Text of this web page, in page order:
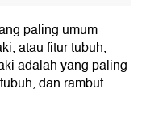
paling umum
atau fitur tubuh,
adalah yang paling
dan rambut